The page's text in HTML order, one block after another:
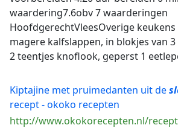
waardering7.6obv 7 waarderingen
HoofdgerechtVleesOverige
magere kalfslappen, in blokjes van
2 teentjes knoflook, geperst 1
Kiptajine met pruimedanten uit de
recept - okoko recepten
http://www.okokorecepten.nl/